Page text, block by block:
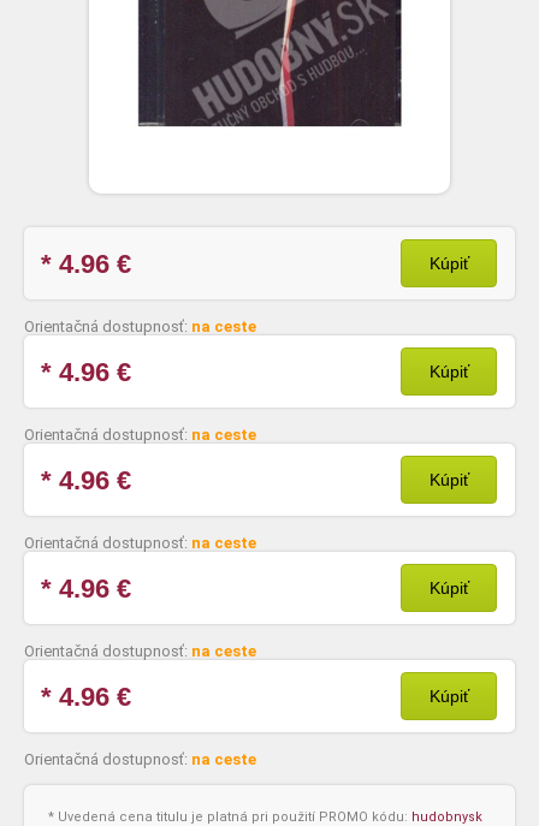
* 4.96 € Kúpiť
Orientačná dostupnosť: na ceste
* 4.96 € Kúpiť
Orientačná dostupnosť: na ceste
* 4.96 € Kúpiť
Orientačná dostupnosť: na ceste
* 4.96 € Kúpiť
Orientačná dostupnosť: na ceste
* 4.96 € Kúpiť
Orientačná dostupnosť: na ceste
* Uvedená cena titulu je platná pri použití PROMO kódu: hudobnysk